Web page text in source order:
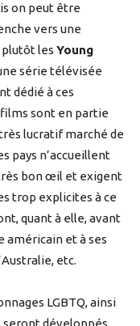
on peut être
vers une
plutôt les Young
série télévisée
dédié à ces
sont en partie
lucratif marché de
pays n’accueillent
bon œil et exigent
trop explicites à ce
quant à elle, avant
américain et à ses
etc.
LGBTQ, ainsi